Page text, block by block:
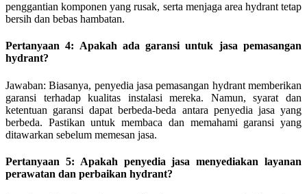
penggantian komponen yang rusak, serta menjaga area hydrant tetap
bersih dan bebas hambatan.
Pertanyaan 4: Apakah ada garansi untuk jasa pemasangan
hydrant?
Jawaban: Biasanya, penyedia jasa pemasangan hydrant memberikan
garansi terhadap kualitas instalasi mereka. Namun, syarat dan
ketentuan garansi dapat berbeda-beda antara penyedia jasa yang
berbeda. Pastikan untuk membaca dan memahami garansi yang
ditawarkan sebelum memesan jasa.
Pertanyaan 5: Apakah penyedia jasa menyediakan layanan
perawatan dan perbaikan hydrant?